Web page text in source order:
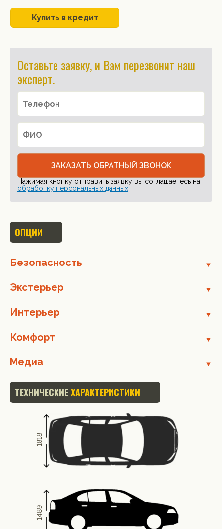
Купить в кредит
Оставьте заявку, и Вам перезвонит наш
эксперт.
ЗАКАЗАТЬ ОБРАТНЫЙ ЗВОНОК
Нажимая кнопку отправить заявку вы соглашаетесь на
обработку персональных данных
ОПЦИИ
Безопасность
Экстерьер
Интерьер
Комфорт
Медиа
ТЕХНИЧЕСКИЕХАРАКТЕРИСТИКИ
1489
1818